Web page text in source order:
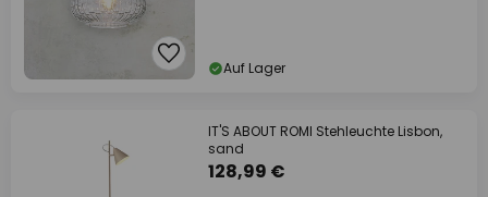
Auf Lager
IT'S ABOUT ROMI Stehleuchte Lisbon,
sand
128,99 €